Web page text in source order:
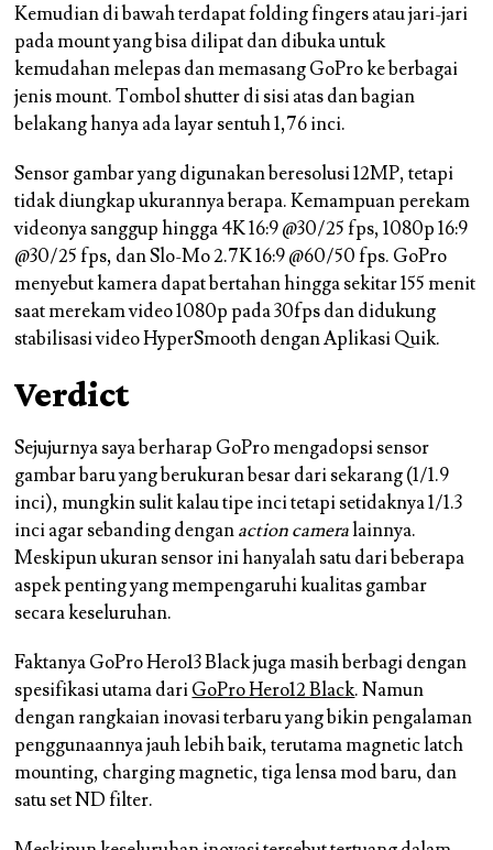
Kemudian di bawah terdapat folding fingers atau jari-jari
pada mount yang bisa dilipat dan dibuka untuk
kemudahan melepas dan memasang GoPro ke berbagai
jenis mount. Tombol shutter di sisi atas dan bagian
belakang hanya ada layar sentuh 1,76 inci.
Sensor gambar yang digunakan beresolusi 12MP, tetapi
tidak diungkap ukurannya berapa. Kemampuan perekam
videonya sanggup hingga 4K 16:9 @30/25 fps, 1080p 16:9
@30/25 fps, dan Slo-Mo 2.7K 16:9 @60/50 fps. GoPro
menyebut kamera dapat bertahan hingga sekitar 155 menit
saat merekam video 1080p pada 30fps dan didukung
stabilisasi video HyperSmooth dengan Aplikasi Quik.
Verdict
Sejujurnya saya berharap GoPro mengadopsi sensor
gambar baru yang berukuran besar dari sekarang (1/1.9
inci), mungkin sulit kalau tipe inci tetapi setidaknya 1/1.3
inci agar sebanding denganaction cameralainnya.
Meskipun ukuran sensor ini hanyalah satu dari beberapa
aspek penting yang mempengaruhi kualitas gambar
secara keseluruhan.
Faktanya GoPro Hero13 Black juga masih berbagi dengan
spesifikasi utama dariGoPro Hero12 Black. Namun
dengan rangkaian inovasi terbaru yang bikin pengalaman
penggunaannya jauh lebih baik, terutama magnetic latch
mounting, charging magnetic, tiga lensa mod baru, dan
satu set ND filter.